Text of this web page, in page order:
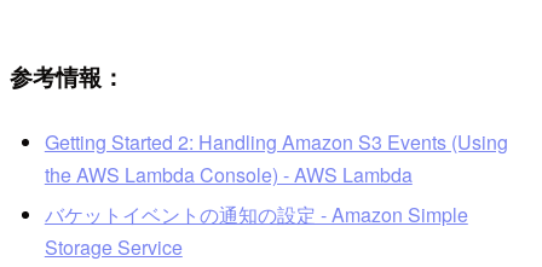
参考情報：
Getting Started 2: Handling Amazon S3 Events (Using
the AWS Lambda Console) - AWS Lambda
バケットイベントの通知の設定 - Amazon Simple
Storage Service